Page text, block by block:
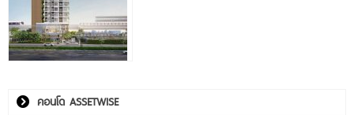
คอนโด ASSETWISE